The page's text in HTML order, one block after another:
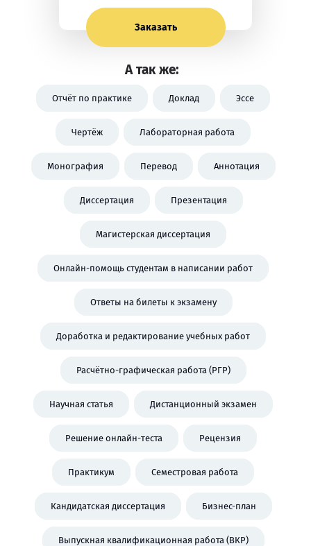
Заказать
А так же:
Отчёт по практике Доклад Эссе
Чертёж Лабораторная работа
Монография Перевод Аннотация
Диссертация Презентация
Магистерская диссертация
Онлайн-помощь студентам в написании работ
Ответы на билеты к экзамену
Доработка и редактирование учебных работ
Расчётно-графическая работа (РГР)
Научная статья Дистанционный экзамен
Решение онлайн-теста Рецензия
Практикум Семестровая работа
Кандидатская диссертация Бизнес-план
Выпускная квалификационная работа (ВКР)